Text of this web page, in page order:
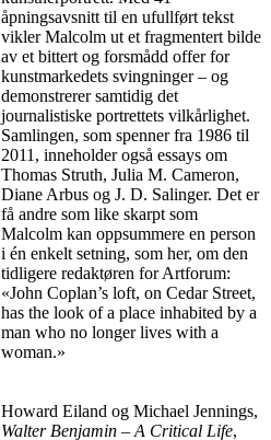
åpningsavsnitt til en ufullført tekst
vikler Malcolm ut et fragmentert bilde
av et bittert og forsmådd offer for
kunstmarkedets svingninger – og
demonstrerer samtidig det
journalistiske portrettets vilkårlighet.
Samlingen, som spenner fra 1986 til
2011, inneholder også essays om
Thomas Struth, Julia M. Cameron,
Diane Arbus og J. D. Salinger. Det er
få andre som like skarpt som
Malcolm kan oppsummere en person
i én enkelt setning, som her, om den
tidligere redaktøren for Artforum:
«John Coplan’s loft, on Cedar Street,
has the look of a place inhabited by a
man who no longer lives with a
woman.»
Howard Eiland og Michael Jennings,
Walter Benjamin – A Critical Life,